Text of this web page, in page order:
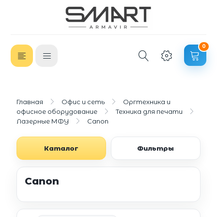
0
Главная Офис и сеть
Оргтехника и
офисное оборудование
Техника для печати
Лазерные МФУ
Canon
Каталог Фильтры
Canon